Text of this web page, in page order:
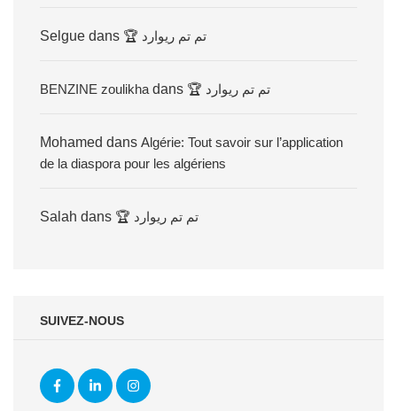
Selgue dans 🏆 تم تم ريوارد
BENZINE zoulikha dans 🏆 تم تم ريوارد
Mohamed dans Algérie: Tout savoir sur l’application
de la diaspora pour les algériens
Salah dans 🏆 تم تم ريوارد
SUIVEZ-NOUS